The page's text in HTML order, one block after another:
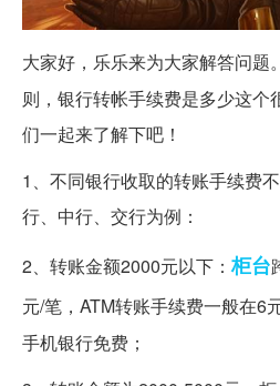
大家好，乐乐来为大家解答问题
则，银行转帐手续费是多少这个
们一起来了解下吧！
1、不同银行收取的转账手续费
行、中行、交行为例：
2、转账金额2000元以下：柜台
元/笔，ATM转账手续费一般在6
手机银行免费；